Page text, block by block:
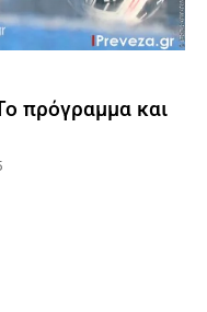
πρόγραμμα και